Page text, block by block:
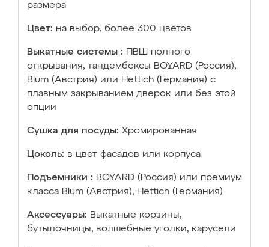
размера
Цвет: на выбор, более 300 цветов
Выкатные системы :
ПВШ полного
открывания, тандембоксы BOYARD (Россия),
Blum (Австрия) или Hettich (Германия) с
плавным закрыванием дверок или без этой
опции
Сушка для посуды: Хромированная
Цоколь: в цвет фасадов или корпуса
Подъемники : BOYARD (Россия) или премиум
класса Blum (Австрия), Hettich (Германия)
Аксессуары: Выкатные корзины,
бутылочницы, волшебные уголки, карусели